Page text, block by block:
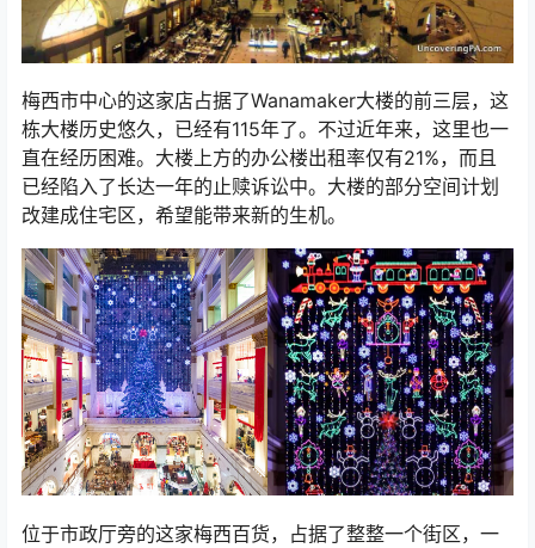
梅西市中心的这家店占据了Wanamaker大楼的前三层，这
栋大楼历史悠久，已经有115年了。不过近年来，这里也一
直在经历困难。大楼上方的办公楼出租率仅有21%，而且
已经陷入了长达一年的止赎诉讼中。大楼的部分空间计划
改建成住宅区，希望能带来新的生机。
位于市政厅旁的这家梅西百货，占据了整整一个街区，一